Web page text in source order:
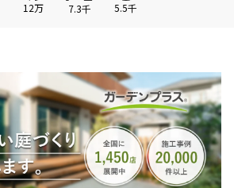
12万 7.3千 5.5千